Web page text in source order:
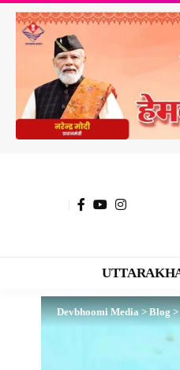
Devbhoomi Media>Blog>